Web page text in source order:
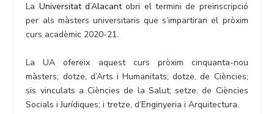
La Universitat d’Alacantobri el termini de preinscripció
per als màsters universitaris que s’impartiran el pròxim
curs acadèmic 2020-21.
La UA ofereix aquest curs pròxim cinquanta-nou
màsters; dotze, d’Arts i Humanitats; dotze, de Ciències;
sis vinculats a Ciències de la Salut; setze, de Ciències
Socials i Jurídiques; i tretze, d’Enginyeria i Arquitectura.